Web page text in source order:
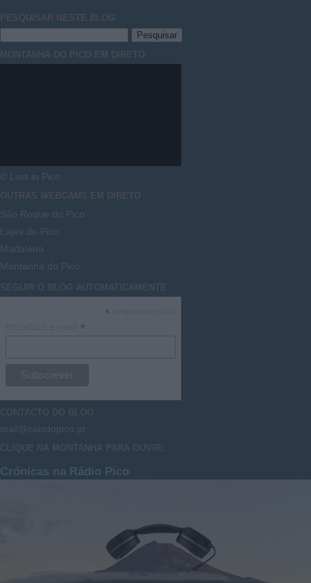
PESQUISAR NESTE BLOG
MONTANHA DO PICO EM DIRETO
© Lost in Pico
OUTRAS WEBCAMS EM DIRETO
São Roque do Pico
Lajes do Pico
Madalena
Montanha do Pico
SEGUIR O BLOG AUTOMATICAMENTE
*
*
CONTACTO DO BLOG
mail@caisdopico.pt
CLIQUE NA MONTANHA PARA OUVIR:
Crónicas na Rádio Pico